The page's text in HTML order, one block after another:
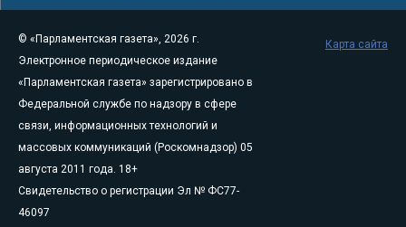
© «Парламентская газета», 2026 г.
Электронное периодическое издание
«Парламентская газета» зарегистрировано в
Федеральной службе по надзору в сфере
связи, информационных технологий и
массовых коммуникаций (Роскомнадзор) 05
августа 2011 года. 18+
Свидетельство о регистрации Эл № ФС77-
46097
Карта сайта